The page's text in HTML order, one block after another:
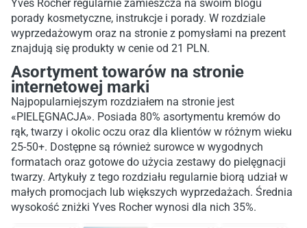
Yves Rocher regularnie zamieszcza na swoim blogu
porady kosmetyczne, instrukcje i porady. W rozdziale
wyprzedażowym oraz na stronie z pomysłami na prezent
znajdują się produkty w cenie od 21 PLN.
Asortyment towarów na stronie
internetowej marki
Najpopularniejszym rozdziałem na stronie jest
«PIELĘGNACJA». Posiada 80% asortymentu kremów do
rąk, twarzy i okolic oczu oraz dla klientów w różnym wieku
25-50+. Dostępne są również surowce w wygodnych
formatach oraz gotowe do użycia zestawy do pielęgnacji
twarzy. Artykuły z tego rozdziału regularnie biorą udział w
małych promocjach lub większych wyprzedażach. Średnia
wysokość zniżki Yves Rocher wynosi dla nich 35%.